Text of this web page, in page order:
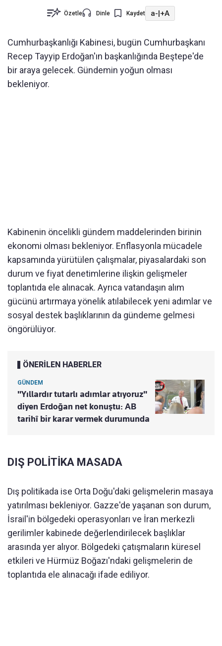
Özetle Dinle Kaydet a-|+A
Cumhurbaşkanlığı Kabinesi, bugün Cumhurbaşkanı
Recep Tayyip Erdoğan'ın başkanlığında Beştepe'de
bir araya gelecek. Gündemin yoğun olması
bekleniyor.
Kabinenin öncelikli gündem maddelerinden birinin
ekonomi olması bekleniyor. Enflasyonla mücadele
kapsamında yürütülen çalışmalar, piyasalardaki son
durum ve fiyat denetimlerine ilişkin gelişmeler
toplantıda ele alınacak. Ayrıca vatandaşın alım
gücünü artırmaya yönelik atılabilecek yeni adımlar ve
sosyal destek başlıklarının da gündeme gelmesi
öngörülüyor.
ÖNERİLEN HABERLER
GÜNDEM
"Yıllardır tutarlı adımlar atıyoruz"
diyen Erdoğan net konuştu: AB
tarihî bir karar vermek durumunda
DIŞ POLİTİKA MASADA
Dış politikada ise Orta Doğu'daki gelişmelerin masaya
yatırılması bekleniyor. Gazze'de yaşanan son durum,
İsrail'in bölgedeki operasyonları ve İran merkezli
gerilimler kabinede değerlendirilecek başlıklar
arasında yer alıyor. Bölgedeki çatışmaların küresel
etkileri ve Hürmüz Boğazı'ndaki gelişmelerin de
toplantıda ele alınacağı ifade ediliyor.